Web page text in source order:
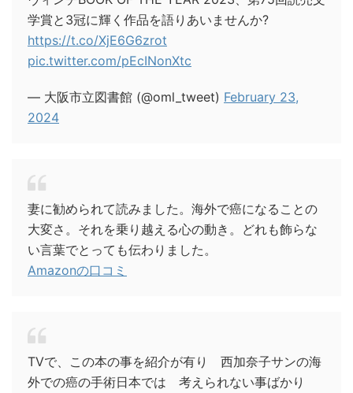
学賞と3冠に輝く作品を語りあいませんか?
https://t.co/XjE6G6zrot
pic.twitter.com/pEcINonXtc
— 大阪市立図書館 (@oml_tweet) February 23,
2024
妻に勧められて読みました。海外で癌になることの
大変さ。それを乗り越える心の動き。どれも飾らな
い言葉でとっても伝わりました。
Amazonの口コミ
TVで、この本の事を紹介が有り 西加奈子サンの海
外での癌の手術日本では 考えられない事ばかり